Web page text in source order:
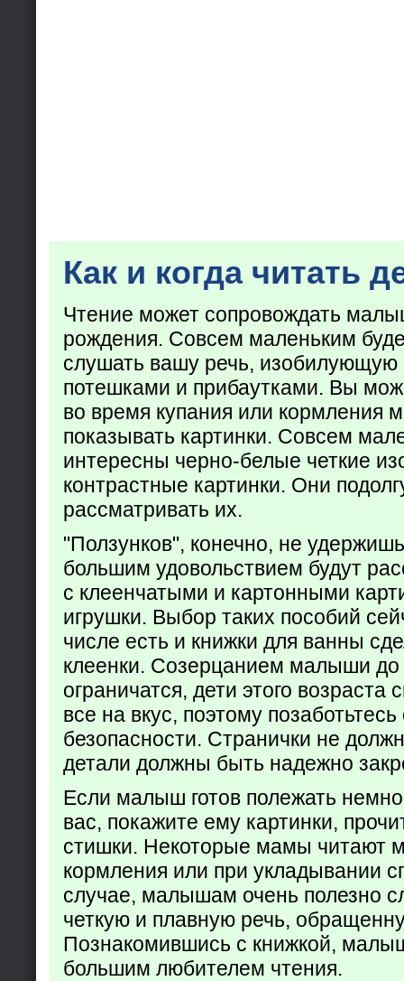
Как и когда читать
Чтение может сопровождать
рождения. Совсем маленьким
слушать вашу речь,
потешками и прибаутками. Вы
во время купания или кормления
показывать картинки. Совсем
интересны черно-белые четкие
контрастные картинки. Они
рассматривать их.
"Ползунков", конечно, не
большим удовольствием будут
с клеенчатыми и картонными
игрушки. Выбор таких пособий
числе есть и книжки для ванны
клеенки. Созерцанием малыши до
ограничатся, дети этого возраста
все на вкус, поэтому позаботьтесь
безопасности. Странички не
детали должны быть надежно
Если малыш готов полежать
вас, покажите ему картинки,
стишки. Некоторые мамы читают
кормления или при укладывании
случае, малышам очень полезно
четкую и плавную речь,
Познакомившись с книжкой,
большим любителем чтения.